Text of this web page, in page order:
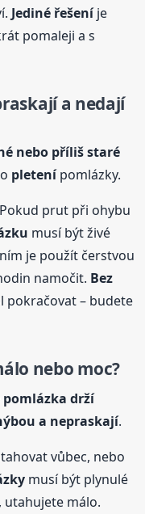
Jediné řešeníje
pomaleji a s
a nedají
nebo příliš staré
pletenípomlázky.
prut při ohybu
musí být živé
je použít čerstvou
namočit. Bez
pokračovat – budete
nebo moc?
pomlázka drží
a nepraskají.
vůbec, nebo
musí být plynulé
utahujete málo.